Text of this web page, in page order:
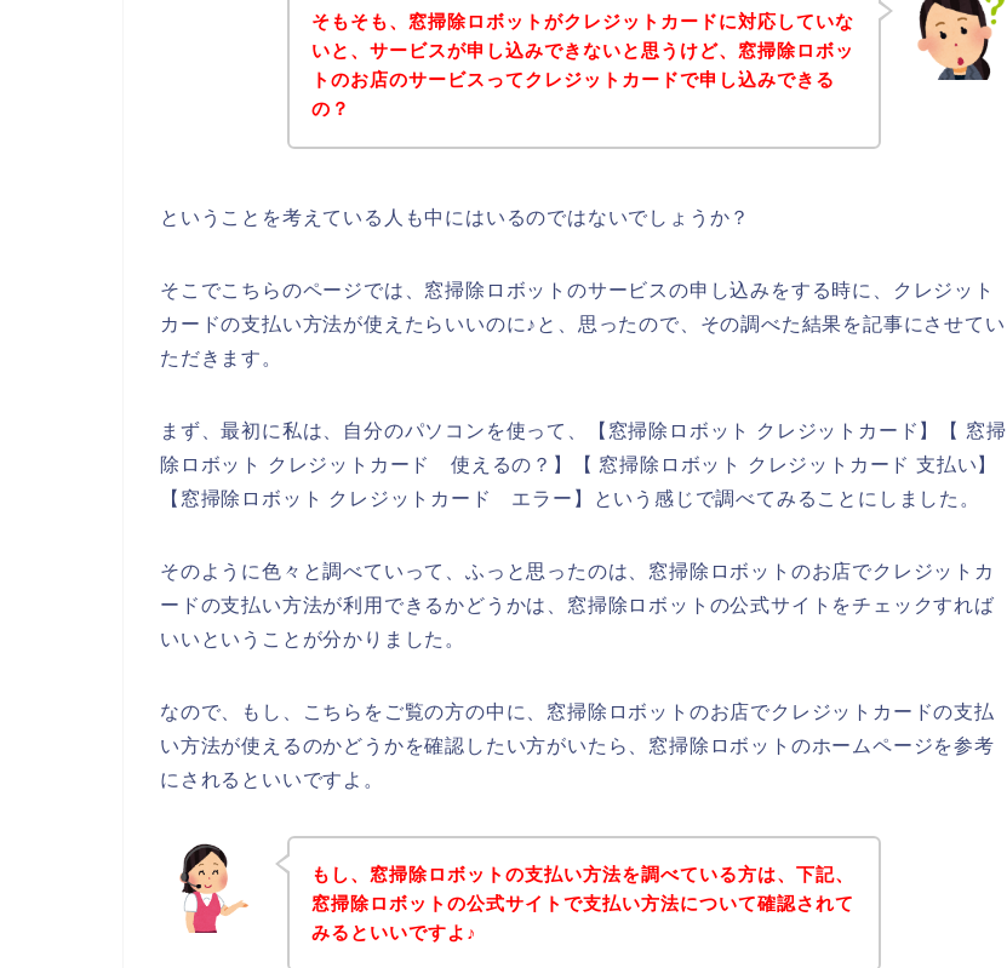
そもそも、窓掃除ロボットがクレジットカードに対応していな
いと、サービスが申し込みできないと思うけど、窓掃除ロボッ
トのお店のサービスってクレジットカードで申し込みできる
の？
ということを考えている人も中にはいるのではないでしょうか？
そこでこちらのページでは、窓掃除ロボットのサービスの申し込みをする時に、クレジット
カードの支払い方法が使えたらいいのに♪と、思ったので、その調べた結果を記事にさせてい
ただきます。
まず、最初に私は、自分のパソコンを使って、【窓掃除ロボット クレジットカード】【 窓掃
除ロボット クレジットカード 使えるの？】【 窓掃除ロボット クレジットカード 支払い】
【窓掃除ロボット クレジットカード エラー】という感じで調べてみることにしました。
そのように色々と調べていって、ふっと思ったのは、窓掃除ロボットのお店でクレジットカ
ードの支払い方法が利用できるかどうかは、窓掃除ロボットの公式サイトをチェックすれば
いいということが分かりました。
なので、もし、こちらをご覧の方の中に、窓掃除ロボットのお店でクレジットカードの支払
い方法が使えるのかどうかを確認したい方がいたら、窓掃除ロボットのホームページを参考
にされるといいですよ。
もし、窓掃除ロボットの支払い方法を調べている方は、下記、
窓掃除ロボットの公式サイトで支払い方法について確認されて
みるといいですよ♪